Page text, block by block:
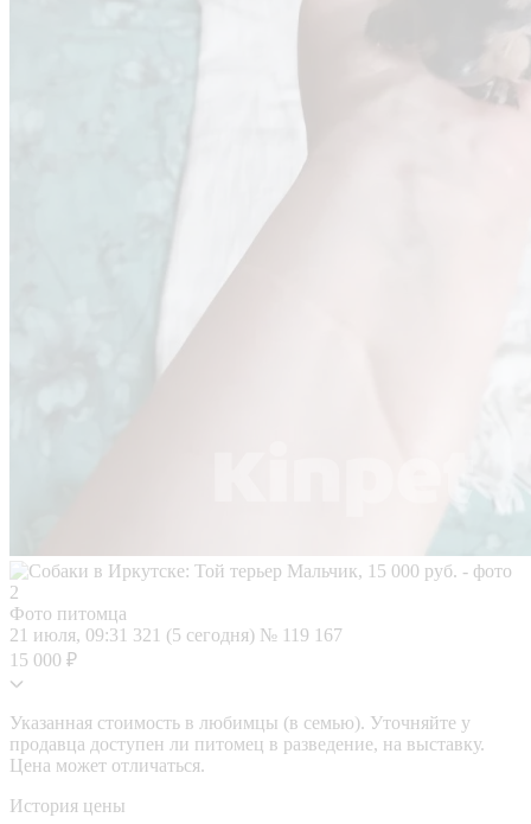
Фото питомца
21 июля, 09:31 321 (5 сегодня) № 119 167
15 000 ₽
Указанная стоимость в любимцы (в семью). Уточняйте у
продавца доступен ли питомец в разведение, на выставку.
Цена может отличаться.
История цены